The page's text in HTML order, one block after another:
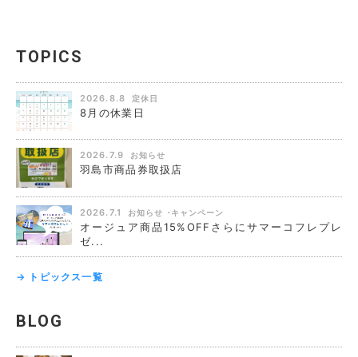
TOPICS
2026.8.8 定休日
8月の休業日
2026.7.9 お知らせ
羽島市商品券取扱店
2026.7.1 お知らせ キャンペーン
オージュア商品15%OFFさらにサマーコフレプレ
ゼ...
→ トピックス一覧
BLOG